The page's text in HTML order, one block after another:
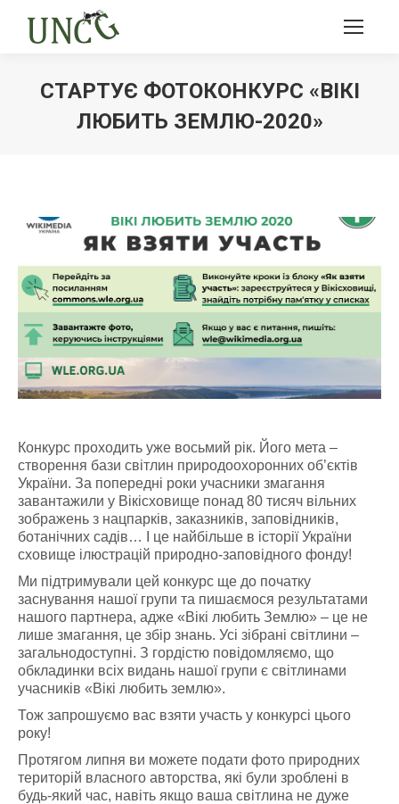
СТАРТУЄ ФОТОКОНКУРС «ВІКІ
ЛЮБИТЬ ЗЕМЛЮ-2020»
Конкурс проходить уже восьмий рік. Його мета –
створення бази світлин природоохоронних об’єктів
України. За попередні роки учасники змагання
завантажили у Вікісховище понад 80 тисяч вільних
зображень з нацпарків, заказників, заповідників,
ботанічних садів… І це найбільше в історії України
сховище ілюстрацій природно-заповідного фонду!
Ми підтримували цей конкурс ще до початку
заснування нашої групи та пишаємося результатами
нашого партнера, адже «Вікі любить Землю» – це не
лише змагання, це збір знань. Усі зібрані світлини –
загальнодоступні. З гордістю повідомляємо, що
обкладинки всіх видань нашої групи є світлинами
учасників «Вікі любить землю».
Тож запрошуємо вас взяти участь у конкурсі цього
року!
Протягом липня ви можете подати фото природних
територій власного авторства, які були зроблені в
будь-який час, навіть якщо ваша світлина не дуже